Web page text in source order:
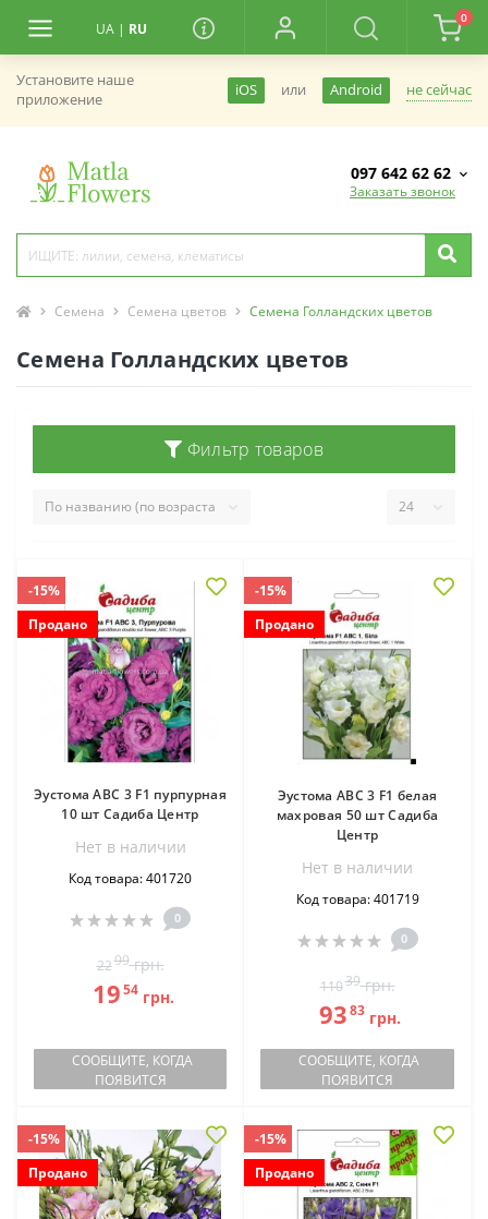
UA | RU
0
Установите наше
приложение
iOS или Android не сейчас
097 642 62 62
Заказать звонок
Семена Семена цветов Семена Голландских цветов
Семена Голландских цветов
Фильтр товаров
-15%
Продано
Эустома АВС 3 F1 пурпурная
10 шт Садиба Центр
Нет в наличии
Код товара: 401720
0
2299грн.
1954грн.
СООБЩИТЕ, КОГДА
ПОЯВИТСЯ
-15%
Продано
Эустома АВС 3 F1 белая
махровая 50 шт Садиба
Центр
Нет в наличии
Код товара: 401719
0
11039грн.
9383 грн.
СООБЩИТЕ, КОГДА
ПОЯВИТСЯ
-15%
Продано
-15%
Продано